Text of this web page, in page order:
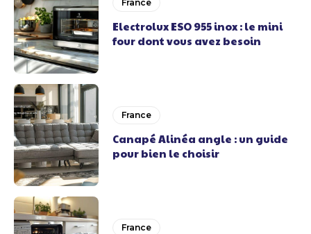
France
Electrolux ESO 955 inox : le mini
four dont vous avez besoin
France
Canapé Alinéa angle : un guide
pour bien le choisir
France